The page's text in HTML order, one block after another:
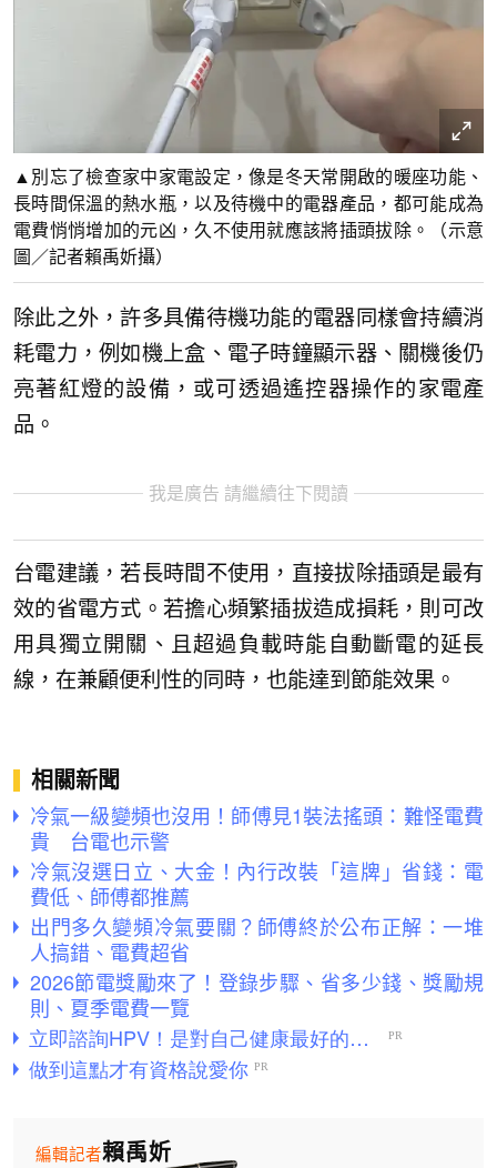
▲別忘了檢查家中家電設定，像是冬天常開啟的暖座功能、
長時間保溫的熱水瓶，以及待機中的電器產品，都可能成為
電費悄悄增加的元凶，久不使用就應該將插頭拔除。（示意
圖／記者賴禹妡攝）
除此之外，許多具備待機功能的電器同樣會持續消
耗電力，例如機上盒、電子時鐘顯示器、關機後仍
亮著紅燈的設備，或可透過遙控器操作的家電產
品。
我是廣告 請繼續往下閱讀
台電建議，若長時間不使用，直接拔除插頭是最有
效的省電方式。若擔心頻繁插拔造成損耗，則可改
用具獨立開關、且超過負載時能自動斷電的延長
線，在兼顧便利性的同時，也能達到節能效果。
相關新聞
冷氣一級變頻也沒用！師傅見1裝法搖頭：難怪電費
貴 台電也示警
冷氣沒選日立、大金！內行改裝「這牌」省錢：電
費低、師傅都推薦
出門多久變頻冷氣要關？師傅終於公布正解：一堆
人搞錯、電費超省
2026節電獎勵來了！登錄步驟、省多少錢、獎勵規
則、夏季電費一覽
賴禹妡
編輯記者